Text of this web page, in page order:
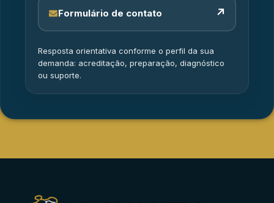
Formulário de contato ↗
Resposta orientativa conforme o perfil da sua
demanda: acreditação, preparação, diagnóstico
ou suporte.